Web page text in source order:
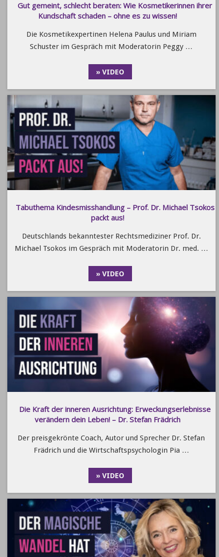
Gut gemeint, schlecht beraten: Wie Kosmetikerinnen ihrer
Kundschaft schaden – ohne es zu wissen!
Die Kosmetikexpertinen Helena Paulus und Miriam
Schuster im Gespräch mit Moderatorin Peggy …
» VIDEO
Tabuthema Kindesmisshandlung – Prof. Dr. Michael Tsokos
packt aus!
Deutschlands bekanntester Rechtsmediziner Prof. Dr.
Michael Tsokos im Gespräch mit Moderatorin Dr. med. …
» VIDEO
Die Kraft der inneren Ausrichtung: Erweckungserlebnisse
verändern dein Leben! – Dr. Stefan Frädrich
Der preisgekrönte Coach, Autor und Sprecher Dr. Stefan
Frädrich und die Wirtschaftspsychologin Pia …
» VIDEO